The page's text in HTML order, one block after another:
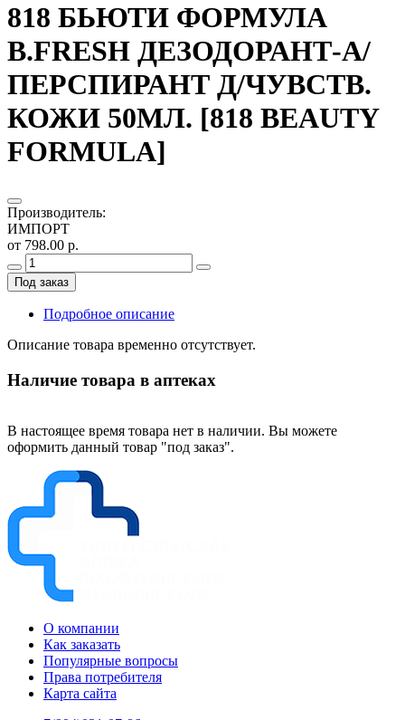
818 БЬЮТИ ФОРМУЛА
B.FRESH ДЕЗОДОРАНТ-А/
ПЕРСПИРАНТ Д/ЧУВСТВ.
КОЖИ 50МЛ. [818 BEAUTY
FORMULA]
Производитель:
ИМПОРТ
от 798.00 р.
Под заказ
Подробное описание
Описание товара временно отсутствует.
Наличие товара в аптеках
В настоящее время товара нет в наличии. Вы можете
оформить данный товар "под заказ".
О компании
Как заказать
Популярные вопросы
Права потребителя
Карта сайта